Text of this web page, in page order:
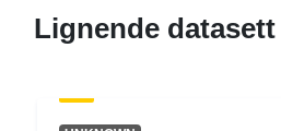
Katalogopptak:
Lignende datasett